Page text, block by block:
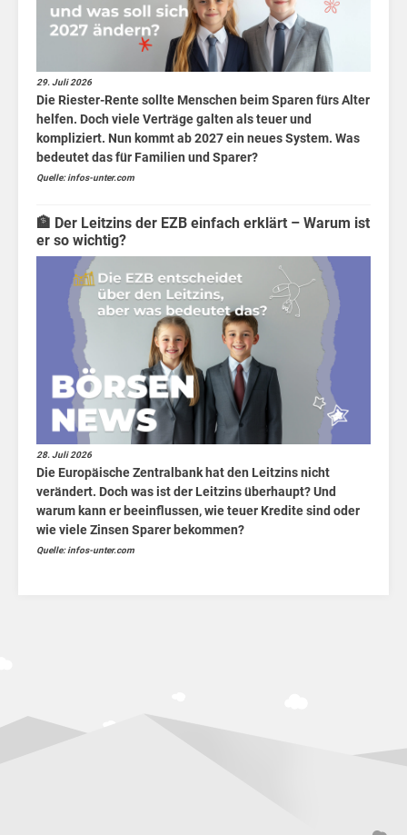
😲
29. Juli 2026
Die Riester-Rente sollte Menschen beim Sparen fürs Alter
helfen. Doch viele Verträge galten als teuer und
kompliziert. Nun kommt ab 2027 ein neues System. Was
bedeutet das für Familien und Sparer?
Quelle: infos-unter.com
🏦 Der Leitzins der EZB einfach erklärt – Warum ist
er so wichtig?
28. Juli 2026
Die Europäische Zentralbank hat den Leitzins nicht
verändert. Doch was ist der Leitzins überhaupt? Und
warum kann er beeinflussen, wie teuer Kredite sind oder
wie viele Zinsen Sparer bekommen?
Quelle: infos-unter.com